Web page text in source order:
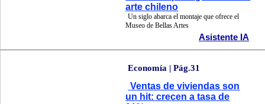
arte chileno
Un siglo abarca el montaje que ofrece el
Museo de Bellas Artes
Asistente IA
Economía | Pág.31
Ventas de viviendas son
un hit: crecen a tasa de